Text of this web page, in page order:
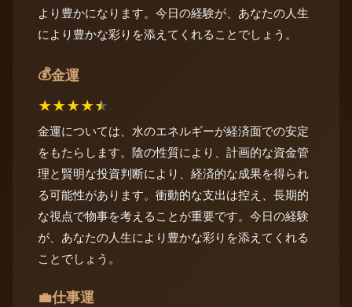
より豊かになります。今日の経験が、あなたの人生
により豊かな彩りを添えてくれることでしょう。
💰金運
★★★★★
金運については、水のエネルギーが経済面での安定
をもたらします。陰の性質により、計画的な資金管
理と賢明な投資判断により、経済的な成果を得られ
る可能性があります。衝動的な支出は控え、長期的
な視点で物事を考えることが重要です。今日の経験
が、あなたの人生により豊かな彩りを添えてくれる
ことでしょう。
💼仕事運